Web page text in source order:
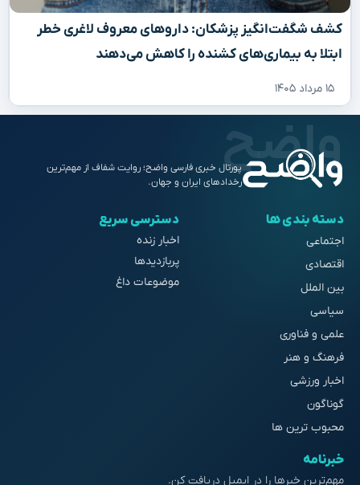
کشف شگفت‌انگیز پزشکان: داروهای معروف لاغری خطر
ابتلا به بیماری‌های کشنده را کاهش می‌دهند
۱۵ مرداد ۱۴۰۵
پورتال خبری فارسی واضح؛ روایت شفاف از مهم‌ترین
رخدادهای ایران و جهان.
دسته بندی ها
اجتماعی
اقتصادی
بین الملل
سیاسی
علمی و فناوری
فرهنگ و هنر
اخبار ورزشی
گوناگون
محبوب ترین ها
دسترسی سریع
اخبار زنده
پربازدیدها
موضوعات داغ
خبرنامه
مهم‌ترین خبرها را در ایمیل دریافت کن.